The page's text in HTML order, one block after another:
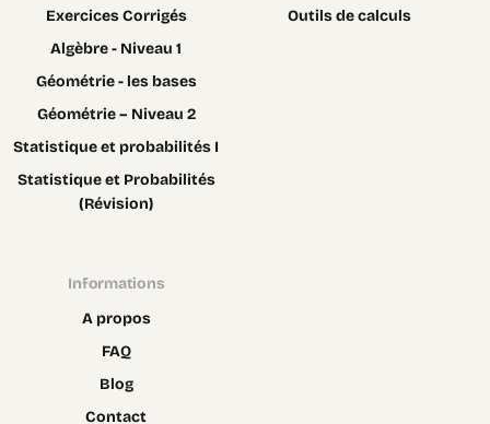
Exercices Corrigés
Algèbre - Niveau 1
Géométrie - les bases
Géométrie – Niveau 2
Statistique et probabilités I
Statistique et Probabilités
(Révision)
Outils de calculs
Informations
A propos
FAQ
Blog
Contact